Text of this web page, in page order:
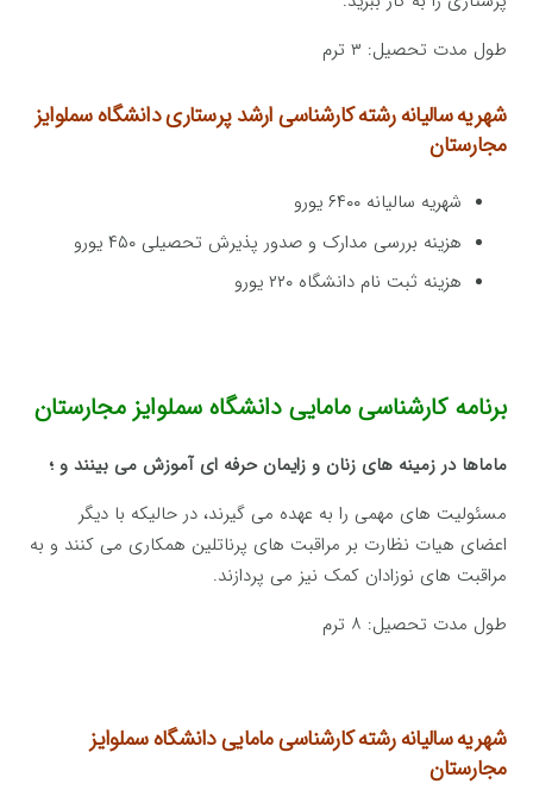
طول مدت تحصیل: ۳ ترم
شهریه سالیانه رشته کارشناسی ارشد پرستاریدانشگاه سملوایز
مجارستان
شهریه سالیانه ۶۴۰۰ یورو
هزینه بررسی مدارک و صدور پذیرش تحصیلی ۴۵۰ یورو
هزینه ثبت نام دانشگاه ۲۲۰ یورو
برنامه کارشناسی مامایی دانشگاه سملوایز مجارستان
ماماها در زمینه های زنان و زایمان حرفه ای آموزش می بینند و ؛
مسئولیت های مهمی را به عهده می گیرند، در حالیکه با دیگر
اعضای هیات نظارت بر مراقبت های پرناتلین همکاری می کنند و به
مراقبت های نوزادان کمک نیز می پردازند.
طول مدت تحصیل: ۸ ترم
شهریه سالیانه رشته کارشناسی ماماییدانشگاه سملوایز
مجارستان